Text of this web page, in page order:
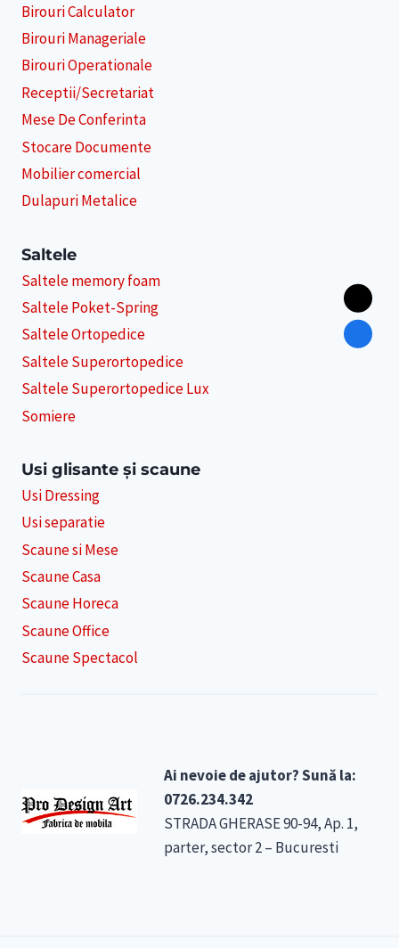
Birouri Calculator
Birouri Manageriale
Birouri Operationale
Receptii/Secretariat
Mese De Conferinta
Stocare Documente
Mobilier comercial
Dulapuri Metalice
Saltele
Saltele memory foam
Saltele Poket-Spring
Saltele Ortopedice
Saltele Superortopedice
Saltele Superortopedice Lux
Somiere
Usi glisante și scaune
Usi Dressing
Usi separatie
Scaune si Mese
Scaune Casa
Scaune Horeca
Scaune Office
Scaune Spectacol
Ai nevoie de ajutor? Sună la:
0726.234.342
STRADA GHERASE 90-94, Ap. 1,
parter, sector 2 – Bucuresti